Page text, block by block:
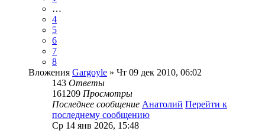
…
4
5
6
7
8
Вложения Gargoyle » Чт 09 дек 2010, 06:02
143 Ответы
161209 Просмотры
Последнее сообщение Анатолий Перейти к
последнему сообщению
Ср 14 янв 2026, 15:48